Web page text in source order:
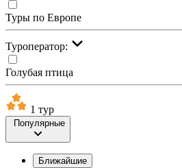
Туры по Европе
Туроператор:
Голубая птица
1 тур
Популярные
Ближайшие